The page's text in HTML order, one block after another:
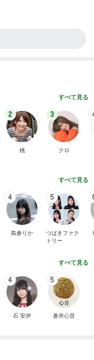
すべて見る
2
桃
3
クロ
すべて見る
4
島倉りか
5
つばきファク
トリー
すべて見る
4
石 安伊
5
蒼井心音